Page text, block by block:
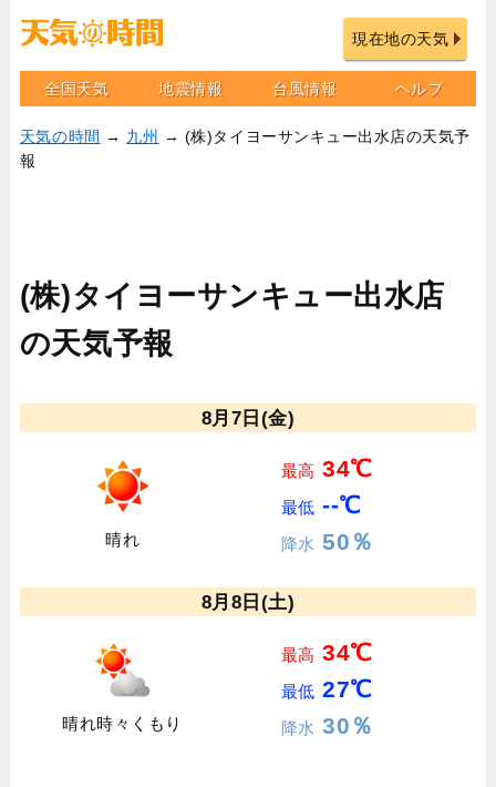
現在地の天気
全国天気 地震情報 台風情報 ヘルプ
天気の時間 → 九州
→ (株)タイヨーサンキュー出水店の天気予
報
(株)タイヨーサンキュー出水店
の天気予報
8月7日(金)
晴れ
最高 34℃
最低 --℃
降水 50％
8月8日(土)
晴れ時々くもり
最高 34℃
最低 27℃
降水 30％